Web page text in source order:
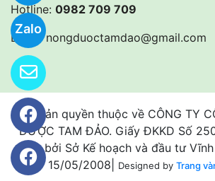
Zalo
Hotline: 0982 709 709
Email:nongduoctamdao@gmail.com
@ Bản quyền thuộc về CÔNG TY
DƯỢC TAM ĐẢO. Giấy ĐKKD Số
bởi Sở Kế hoạch và đầu tư
15/05/2008|
Designed by Trang